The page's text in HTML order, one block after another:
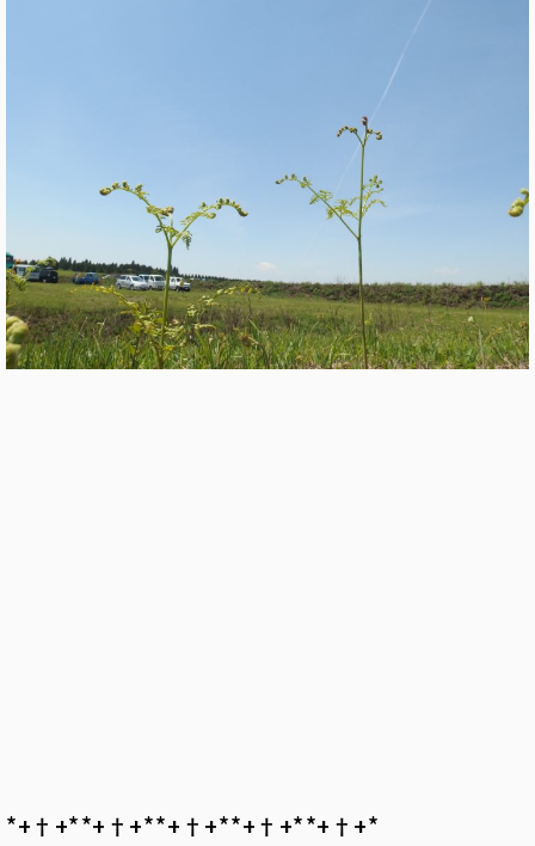
*+†+*――*+†+*――*+†+*――*+†+*――*+†+*――